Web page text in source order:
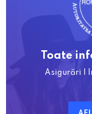
Toate
Asigurări |